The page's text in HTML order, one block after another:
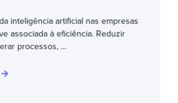
inteligência artificial nas empresas
associada à eficiência. Reduzir
processos, ...